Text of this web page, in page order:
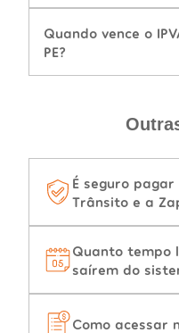
Quando vence o
PE?
É seguro
Trânsito e a
Quanto tempo
saírem do
Como acessar